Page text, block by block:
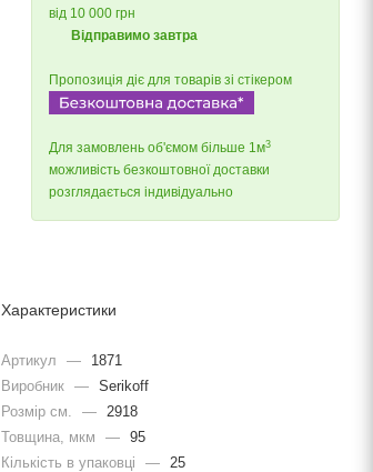
від 10 000 грн
Відправимо завтра
Пропозиція діє для товарів зі стікером
Для замовлень об'ємом більше 1м3
можливість безкоштовної доставки
розглядається індивідуально
Характеристики
Артикул —
1871
Виробник — Serikoff
Розмір см.
—
2918
Товщина, мкм
— 95
Кількість в упаковці
—
25